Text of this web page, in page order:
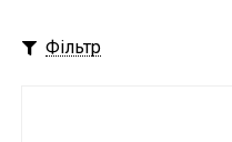
Фільтр